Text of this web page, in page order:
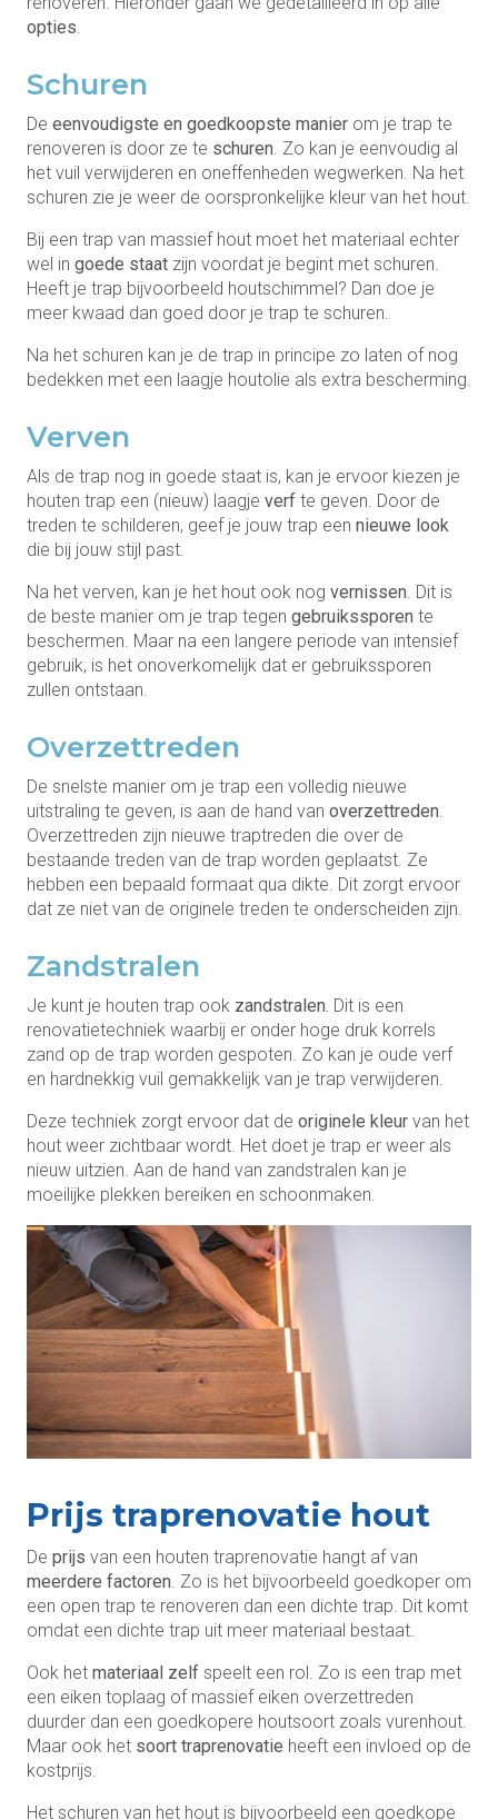
opties.
Schuren
De eenvoudigste en goedkoopste manier om je trap te
renoveren is door ze te schuren. Zo kan je eenvoudig al
het vuil verwijderen en oneffenheden wegwerken. Na het
schuren zie je weer de oorspronkelijke kleur van het hout.
Bij een trap van massief hout moet het materiaal echter
wel in goede staat zijn voordat je begint met schuren.
Heeft je trap bijvoorbeeld houtschimmel? Dan doe je
meer kwaad dan goed door je trap te schuren.
Na het schuren kan je de trap in principe zo laten of nog
bedekken met een laagje houtolie als extra bescherming.
Verven
Als de trap nog in goede staat is, kan je ervoor kiezen je
houten trap een (nieuw) laagje verf te geven. Door de
treden te schilderen, geef je jouw trap een nieuwe look
die bij jouw stijl past.
Na het verven, kan je het hout ook nog vernissen. Dit is
de beste manier om je trap tegen gebruikssporen te
beschermen. Maar na een langere periode van intensief
gebruik, is het onoverkomelijk dat er gebruikssporen
zullen ontstaan.
Overzettreden
De snelste manier om je trap een volledig nieuwe
uitstraling te geven, is aan de hand van overzettreden.
Overzettreden zijn nieuwe traptreden die over de
bestaande treden van de trap worden geplaatst. Ze
hebben een bepaald formaat qua dikte. Dit zorgt ervoor
dat ze niet van de originele treden te onderscheiden zijn.
Zandstralen
Je kunt je houten trap ook zandstralen. Dit is een
renovatietechniek waarbij er onder hoge druk korrels
zand op de trap worden gespoten. Zo kan je oude verf
en hardnekkig vuil gemakkelijk van je trap verwijderen.
Deze techniek zorgt ervoor dat de originele kleur van het
hout weer zichtbaar wordt. Het doet je trap er weer als
nieuw uitzien. Aan de hand van zandstralen kan je
moeilijke plekken bereiken en schoonmaken.
Prijs traprenovatie hout
De prijs van een houten traprenovatie hangt af van
meerdere factoren. Zo is het bijvoorbeeld goedkoper om
een open trap te renoveren dan een dichte trap. Dit komt
omdat een dichte trap uit meer materiaal bestaat.
Ook het materiaal zelf speelt een rol. Zo is een trap met
een eiken toplaag of massief eiken overzettreden
duurder dan een goedkopere houtsoort zoals vurenhout.
Maar ook het soort traprenovatie heeft een invloed op de
kostprijs.
Het schuren van het hout is bijvoorbeeld een goedkope